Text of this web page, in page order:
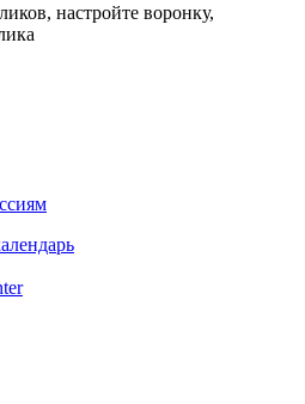
настройте воронку,